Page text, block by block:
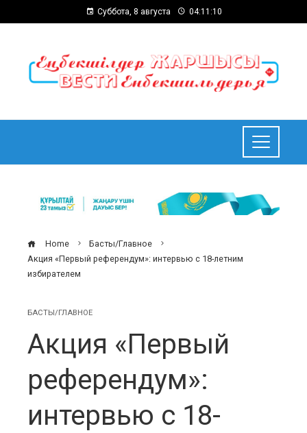
Суббота, 8 августа 04:11:11
Home
Басты/Главное
Акция «Первый референдум»: интервью с 18-летним
избирателем
БАСТЫ/ГЛАВНОЕ
Акция «Первый
референдум»:
интервью с 18-